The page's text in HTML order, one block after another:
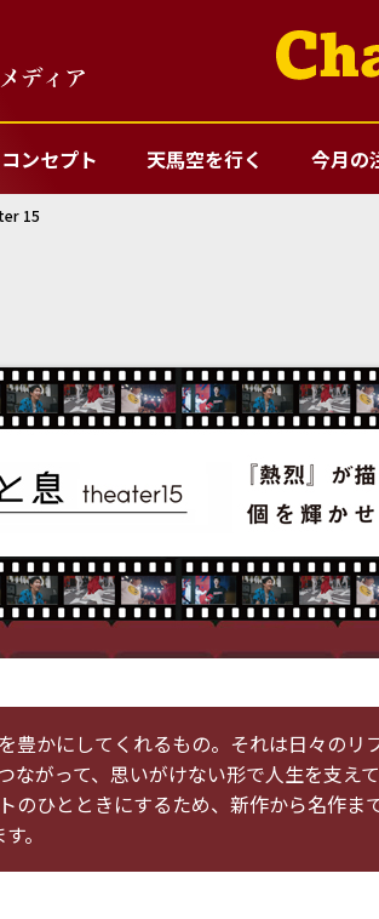
コンセプト 天馬空を行く 今月の
15
豊かにしてくれるもの。それは日々のリ
ながって、思いがけない形で人生を支え
のひとときにするため、新作から名作ま
。